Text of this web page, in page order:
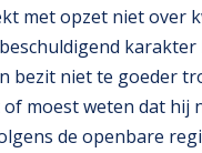
met opzet niet over
karakter
bezit niet te goeder
moest weten dat hij
de openbare